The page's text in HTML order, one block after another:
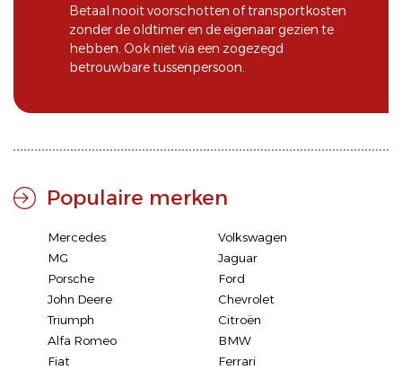
Betaal nooit voorschotten of transportkosten
zonder de oldtimer en de eigenaar gezien te
hebben. Ook niet via een zogezegd
betrouwbare tussenpersoon.
Populaire merken
Mercedes
Volkswagen
MG
Jaguar
Porsche
Ford
John Deere
Chevrolet
Triumph
Citroën
Alfa Romeo
BMW
Fiat
Ferrari